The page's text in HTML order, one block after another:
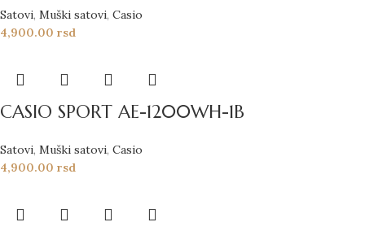
Satovi, Muški satovi, Casio
4,900.00 rsd
CASIO SPORT AE-1200WH-1B
Satovi, Muški satovi, Casio
4,900.00 rsd